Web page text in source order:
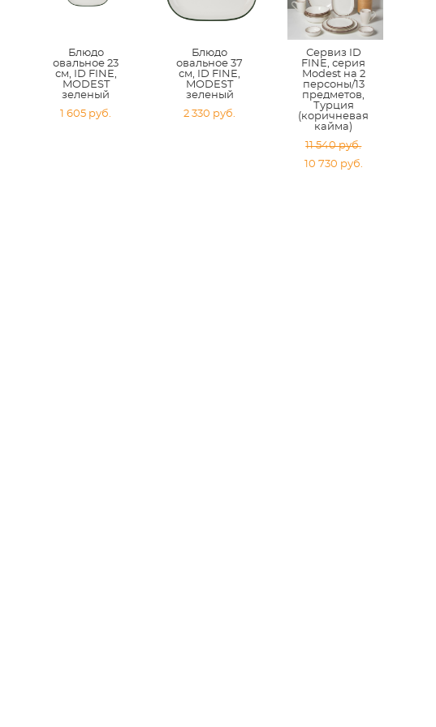
Блюдо
овальное 23
см, ID FINE,
MODEST
зеленый
1 605 pуб.
Блюдо
овальное 37
см, ID FINE,
MODEST
зеленый
2 330 pуб.
Сервиз ID
FINE, серия
Modest на 2
персоны/13
предметов,
Турция
(коричневая
кайма)
11 540 pуб.
10 730 pуб.